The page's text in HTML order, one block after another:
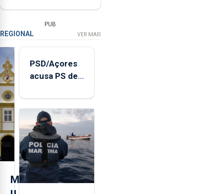
PUB
REGIONAL VER MAIS
M
PSD/Açores
acusa PS de
contraditória"
sobre
evolução
turística